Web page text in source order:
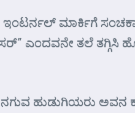
ಮಾರ್ಕಿಗೆ
ಎಂದವನೇ ತಲೆ ತಗ್ಗಿಸಿ
ಹುಡುಗಿಯರು ಅವನ